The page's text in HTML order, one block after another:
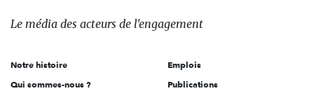
des
l'engagement
Le média des acteurs de l'engagement
Notre histoire
Qui sommes-nous ?
Emplois
Publications